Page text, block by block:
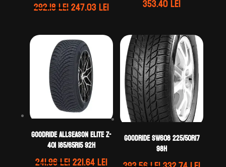
292.18leiPrețul
a
fost:
292.18 lei.
247.03leiPrețul
este:
247.03 lei.
353.40lei
GOODRIDE ALLSEASON ELITE Z-
401 185/65R15 92H
241.96leiPrețul
221.64leiPrețul
GOODRIDE SW608 225/50R17
98H